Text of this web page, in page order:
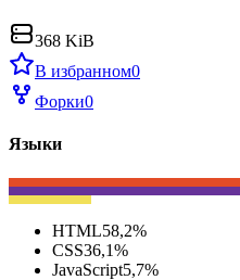
368 KiB
В избранном0
Форки0
Языки
HTML58,2%
CSS36,1%
JavaScript5,7%